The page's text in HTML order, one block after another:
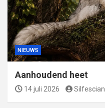
NIEUWS
Aanhoudend heet
14 juli 2026 Silfescian